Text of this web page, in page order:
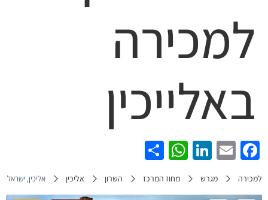
למכירה
באלייכין
Facebook
Email
LinkedIn
WhatsApp
למכירה מגרש מחוז המרכז השרון אליכין אליכין, ישראל